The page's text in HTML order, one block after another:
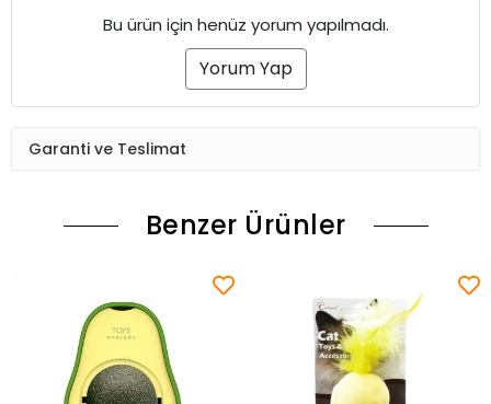
Bu ürün için henüz yorum yapılmadı.
Yorum Yap
Garanti ve Teslimat
Benzer Ürünler